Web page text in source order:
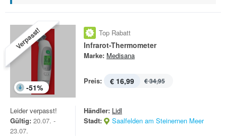
Verpasst!
-51%
Top Rabatt
Infrarot-Thermometer
Marke: Medisana
Preis: € 16,99 € 34,95
Leider verpasst!
Gültig: 20.07. -
23.07.
Händler: Lidl
Stadt:
Saalfelden am Steinernen Meer